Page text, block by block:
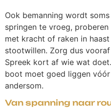
Ook bemanning wordt
springen te vroeg,
met kracht of raken in
stootwillen. Zorg dus
Spreek kort af wie wat
boot moet goed liggen
andersom.
Van spanning naar